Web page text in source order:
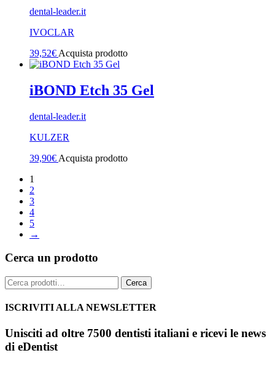
dental-leader.it
IVOCLAR
39,52€ Acquista prodotto
iBOND Etch 35 Gel
dental-leader.it
KULZER
39,90€ Acquista prodotto
1
2
3
4
5
→
Cerca un prodotto
Cerca: Cerca
ISCRIVITI ALLA NEWSLETTER
Unisciti ad oltre 7500 dentisti italiani e ricevi le news
di eDentist